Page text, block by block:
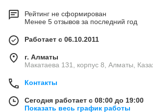
Рейтинг не сформирован
Менее 5 отзывов за последний год
Работает с 06.10.2011
г. Алматы
Макатаева 131, корпус 8, Алматы,
Контакты
Сегодня работает с 08:00 до 19:00
Показать весь график работы